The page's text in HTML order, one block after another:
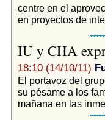
centre en el
en proyectos de
IU y CHA
18:10 (14/10/11)
El portavoz del
su pésame a los
mañana en las